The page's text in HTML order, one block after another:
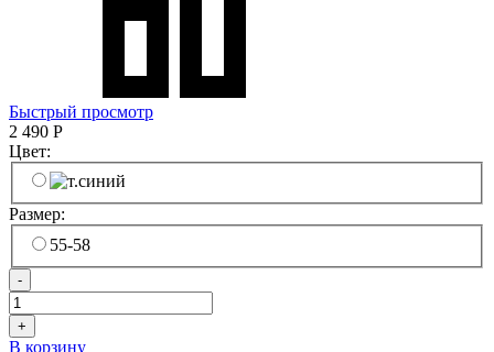
Быстрый просмотр
2 490 Р
Цвет:
Размер:
55-58
-
+
В корзину